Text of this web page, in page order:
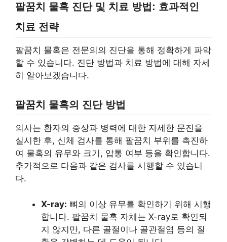
팔꿈치 물혹 진단 및 치료 방법: 효과적인
치료 전략
팔꿈치 물혹은 전문의의 진단을 통해 정확하게 파악
할 수 있습니다. 진단 방법과 치료 방법에 대해 자세
히 알아보겠습니다.
팔꿈치 물혹의 진단 방법
의사는 환자의 증상과 병력에 대한 자세한 문진을
실시한 후, 신체 검사를 통해 팔꿈치 부위를 촉진하
여 물혹의 유무와 크기, 압통 여부 등을 확인합니다.
추가적으로 다음과 같은 검사를 시행할 수 있습니
다.
X-ray: 뼈의 이상 유무를 확인하기 위해 시행
합니다. 팔꿈치 물혹 자체는 X-ray로 확인되
지 않지만, 다른 골절이나 골관절염 등의 질